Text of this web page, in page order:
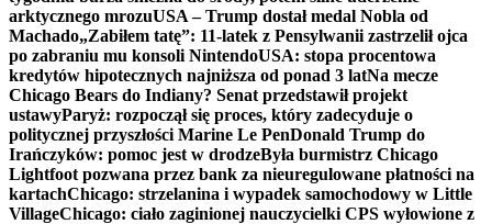
arktycznego mrozuUSA – Trump dostał medal Nobla od
Machado„Zabiłem tatę”: 11-latek z Pensylwanii zastrzelił ojca
po zabraniu mu konsoli NintendoUSA: stopa procentowa
kredytów hipotecznych najniższa od ponad 3 latNa mecze
Chicago Bears do Indiany? Senat przedstawił projekt
ustawyParyż: rozpoczął się proces, który zadecyduje o
politycznej przyszłości Marine Le PenDonald Trump do
Irańczyków: pomoc jest w drodzeByła burmistrz Chicago
Lightfoot pozwana przez bank za nieuregulowane płatności na
kartachChicago: strzelanina i wypadek samochodowy w Little
VillageChicago: ciało zaginionej nauczycielki CPS wyłowione z